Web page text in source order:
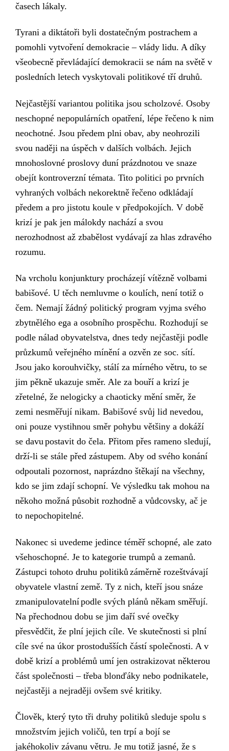
časech lákaly.
Tyrani a diktátoři byli dostatečným postrachem a
pomohli vytvoření demokracie – vlády lidu. A díky
všeobecně převládající demokracii se nám na světě v
posledních letech vyskytovali politikové tří druhů.
Nejčastější variantou politika jsou scholzové. Osoby
neschopné nepopulárních opatření, lépe řečeno k nim
neochotné. Jsou předem plni obav, aby neohrozili
svou naději na úspěch v dalších volbách. Jejich
mnohoslovné proslovy duní prázdnotou ve snaze
obejít kontroverzní témata. Tito politici po prvních
vyhraných volbách nekorektně řečeno odkládají
předem a pro jistotu koule v předpokojích. V době
krizí je pak jen málokdy nachází a svou
nerozhodnost až zbabělost vydávají za hlas zdravého
rozumu.
Na vrcholu konjunktury procházejí vítězně volbami
babišové. U těch nemluvme o koulích, není totiž o
čem. Nemají žádný politický program vyjma svého
zbytnělého ega a osobního prospěchu. Rozhodují se
podle nálad obyvatelstva, dnes tedy nejčastěji podle
průzkumů veřejného mínění a ozvěn ze soc. sítí.
Jsou jako korouhvičky, stálí za mírného větru, to se
jim pěkně ukazuje směr. Ale za bouří a krizí je
zřetelné, že nelogicky a chaoticky mění směr, že
zemi nesměřují nikam. Babišové svůj lid nevedou,
oni pouze vystihnou směr pohybu většiny a dokáží
se davupostavit do čela. Přitom přes rameno sledují,
drží-li se stále před zástupem. Aby od svého konání
odpoutali pozornost, naprázdno štěkají na všechny,
kdo se jim zdají schopní. Ve výsledku tak mohou na
někoho možná působit rozhodně a vůdcovsky, ač je
to nepochopitelné.
Nakonec si uvedeme jedince téměř schopné, ale zato
všehoschopné. Je to kategorie trumpů a zemanů.
Zástupci tohoto druhu politiků záměrně rozeštvávají
obyvatele vlastní země. Ty z nich, kteří jsou snáze
zmanipulovatelnípodle svých plánů někam směřují.
Na přechodnou dobu se jim daří své ovečky
přesvědčit, že plní jejich cíle. Ve skutečnosti si plní
cíle své na úkor prostodušších částí společnosti. A v
době krizí a problémů umí jen ostrakizovat některou
část společnosti – třeba blonďáky nebo podnikatele,
nejčastěji a nejraději ovšem své kritiky.
Člověk, který tyto tři druhy politiků sleduje spolu s
množstvím jejich voličů, ten trpí a bojí se
jakéhokoliv závanu větru. Je mu totiž jasné, že s